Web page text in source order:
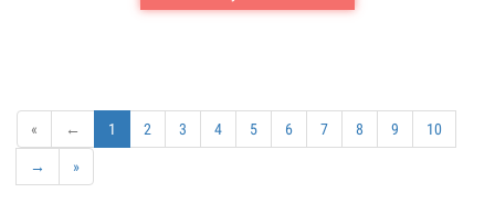
« ← 1 2 3 4 5 6 7 8 9 10
→ »